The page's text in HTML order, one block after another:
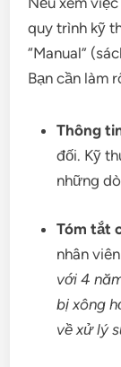
quy trình kỹ
“Manual”
Bạn cần làm
Thông
đối. Kỹ
những
Tóm tắt
nhân
với 4
bị xông
về xử lý